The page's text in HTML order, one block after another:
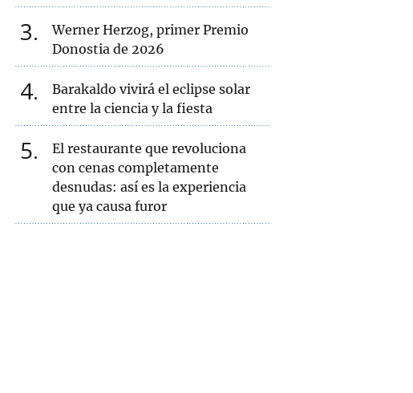
3
Werner Herzog, primer Premio
Donostia de 2026
4
Barakaldo vivirá el eclipse solar
entre la ciencia y la fiesta
5
El restaurante que revoluciona
con cenas completamente
desnudas: así es la experiencia
que ya causa furor